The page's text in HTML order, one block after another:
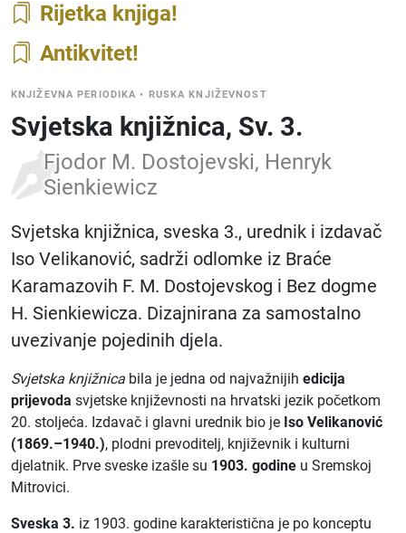
Rijetka knjiga
Antikvitet
KNJIŽEVNA PERIODIKA • RUSKA KNJIŽEVNOST
Svjetska knjižnica, Sv. 3.
Fjodor M. Dostojevski, Henryk
Sienkiewicz
Svjetska knjižnica, sveska 3., urednik i izdavač
Iso Velikanović, sadrži odlomke iz Braće
Karamazovih F. M. Dostojevskog i Bez dogme
H. Sienkiewicza. Dizajnirana za samostalno
uvezivanje pojedinih djela.
Svjetska knjižnica bila je jedna od najvažnijih edicija
prijevoda svjetske književnosti na hrvatski jezik početkom
20. stoljeća. Izdavač i glavni urednik bio je Iso Velikanović
(1869.–1940.), plodni prevoditelj, književnik i kulturni
djelatnik. Prve sveske izašle su 1903. godine u Sremskoj
Mitrovici.
Sveska 3. iz 1903. godine karakteristična je po konceptu